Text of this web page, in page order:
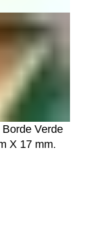
Verde
X 17 mm.